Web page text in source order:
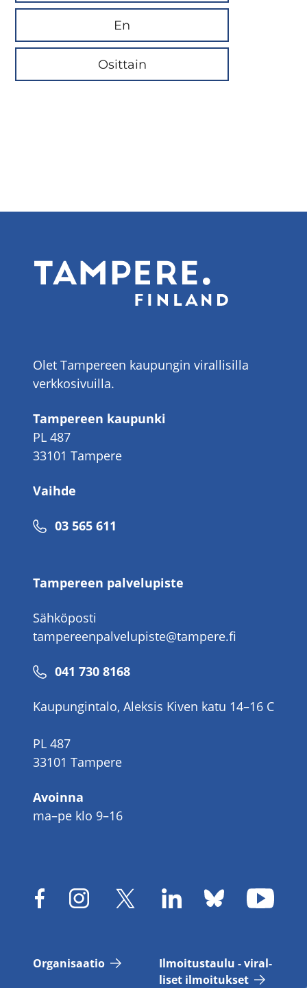
En
Osittain
Olet Tampereen kaupungin virallisilla
verkkosivuilla.
Tampereen kaupunki
PL 487
33101 Tampere
Vaihde
Puhelinnumero
03 565 611
Tampereen palvelupiste
Sähköposti
tampereenpalvelupiste@tampere.fi
Puhelinnumero
041 730 8168
Kaupungintalo, Aleksis Kiven katu 14–16 C
PL 487
33101 Tampere
Avoinna
ma–pe klo 9–16
Or­ga­ni­saa­tio
Il­moi­tus­tau­lu - vi­ral­
li­set il­moi­tuk­set